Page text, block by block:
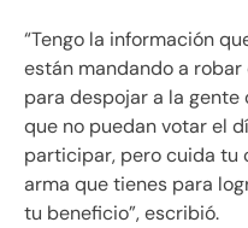
“Tengo la información
están mandando a
para despojar a la
que no puedan votar el
participar, pero cuida tu
arma que tienes para
tu beneficio”, escribió.